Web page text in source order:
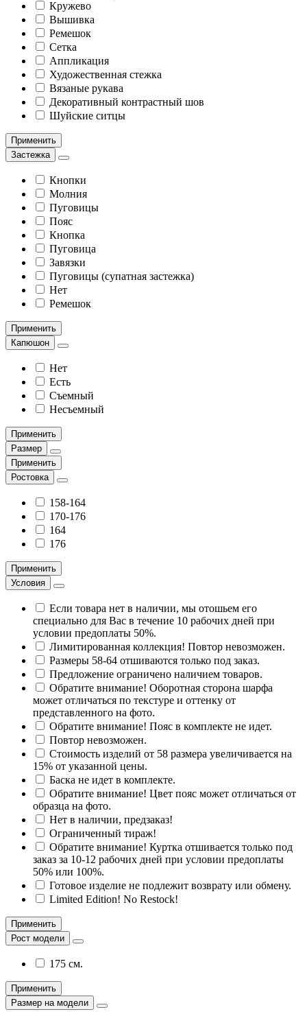
Кружево
Вышивка
Ремешок
Сетка
Аппликация
Художественная стежка
Вязаные рукава
Декоративный контрастный шов
Шуйские ситцы
Применить
Застежка
Кнопки
Молния
Пуговицы
Пояс
Кнопка
Пуговица
Завязки
Пуговицы (супатная застежка)
Нет
Ремешок
Применить
Капюшон
Нет
Есть
Съемный
Несъемный
Применить
Размер
Применить
Ростовка
158-164
170-176
164
176
Применить
Условия
Если товара нет в наличии, мы отошьем его
специально для Вас в течение 10 рабочих дней при
условии предоплаты 50%.
Лимитированная коллекция! Повтор невозможен.
Размеры 58-64 отшиваются только под заказ.
Предложение ограничено наличием товаров.
Обратите внимание! Оборотная сторона шарфа
может отличаться по текстуре и оттенку от
представленного на фото.
Обратите внимание! Пояс в комплекте не идет.
Повтор невозможен.
Стоимость изделий от 58 размера увеличивается на
15% от указанной цены.
Баска не идет в комплекте.
Обратите внимание! Цвет пояс может отличаться от
образца на фото.
Нет в наличии, предзаказ!
Ограниченный тираж!
Обратите внимание! Куртка отшивается только под
заказ за 10-12 рабочих дней при условии предоплаты
50% или 100%.
Готовое изделие не подлежит возврату или обмену.
Limited Edition! No Restock!
Применить
Рост модели
175 см.
Применить
Размер на модели